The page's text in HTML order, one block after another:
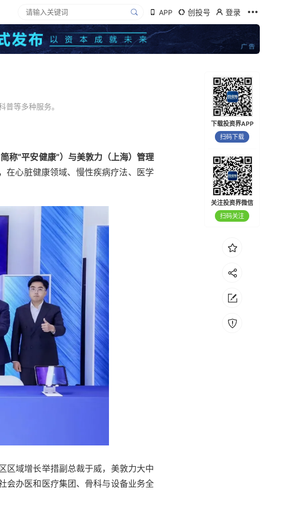
APP 创投号 登录
等多种服务。
称“平安健康”）与美敦力（上海）管理
在心脏健康领域、慢性疾病疗法、医学
区域增长举措副总裁于威，美敦力大中
会办医和医疗集团、骨科与设备业务全
下载投资界APP
扫码下载
关注投资界微信
扫码关注